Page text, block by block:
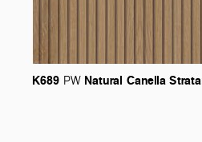
K689 PW Natural Canella Strata